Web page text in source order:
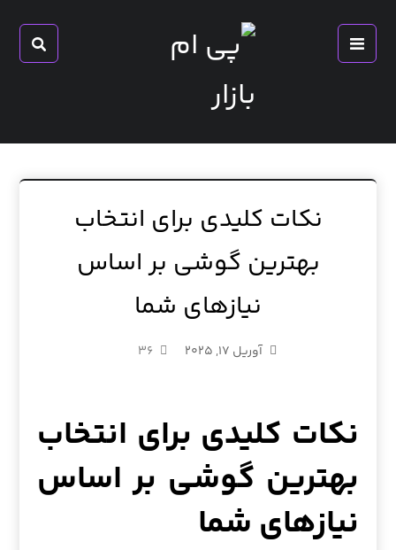
نکات کلیدی برای انتخاب
بهترین گوشی بر اساس
نیازهای شما
آوریل ۱۷, ۲۰۲۵ ۳۶
نکات کلیدی برای انتخاب
بهترین گوشی بر اساس
نیازهای شما